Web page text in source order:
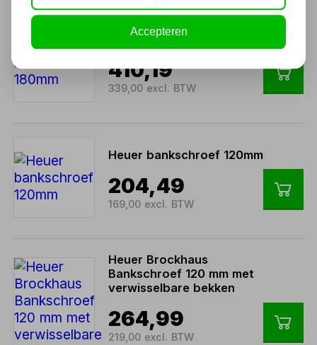
Heuer bankschroef 180mm
410,19
339,00 excl. BTW
Heuer bankschroef 120mm
204,49
169,00 excl. BTW
Heuer Brockhaus
Bankschroef 120 mm met
verwisselbare bekken
264,99
219,00 excl. BTW
Accepteren